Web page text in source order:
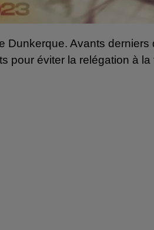
Dunkerque. Avants derniers
pour éviter la relégation à la